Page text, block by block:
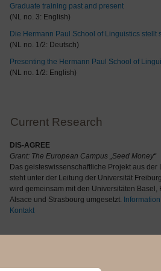
Graduate training past and present
(NL no. 3: English)
Die Hermann Paul School of Linguistics stellt
(NL no. 1/2: Deutsch)
Presenting the Hermann Paul School of
(NL no. 1/2: English)
Current Research
DIS-AGREE
Grant: The European Campus „Seed Money“
Das geisteswissenschaftliche Projekt aus der
steht unter der Leitung der Universität
wird gemeinsam mit den Universitäten Basel,
Alsace und Strasbourg umgesetzt.
Kontakt